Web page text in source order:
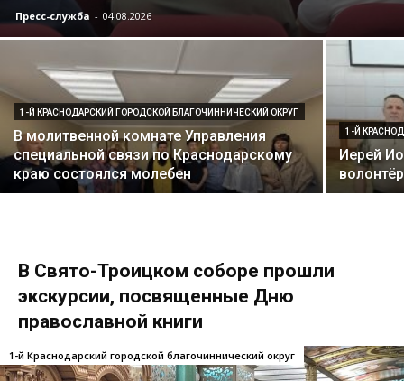
Пресс-служба - 04.08.2026
1-Й КРАСНОДАРСКИЙ ГОРОДСКОЙ БЛАГОЧИННИЧЕСКИЙ ОКРУГ
В молитвенной комнате Управления
специальной связи по Краснодарскому
краю состоялся молебен
1-Й
Иерей
В Свято-Троицком соборе прошли
экскурсии, посвященные Дню
православной книги
1-й Краснодарский городской благочиннический округ